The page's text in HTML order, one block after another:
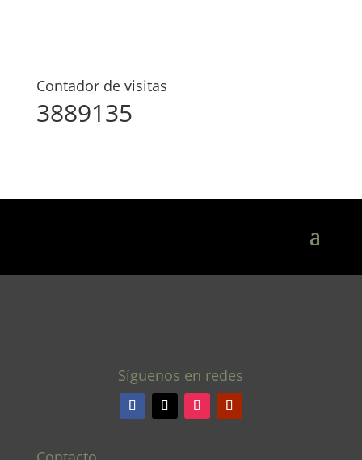
Contador de visitas
3889135
Síguenos en redes